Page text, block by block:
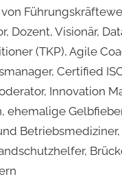
Visionär,
(TKP), Agile
Certified
Innovation
ehemalige